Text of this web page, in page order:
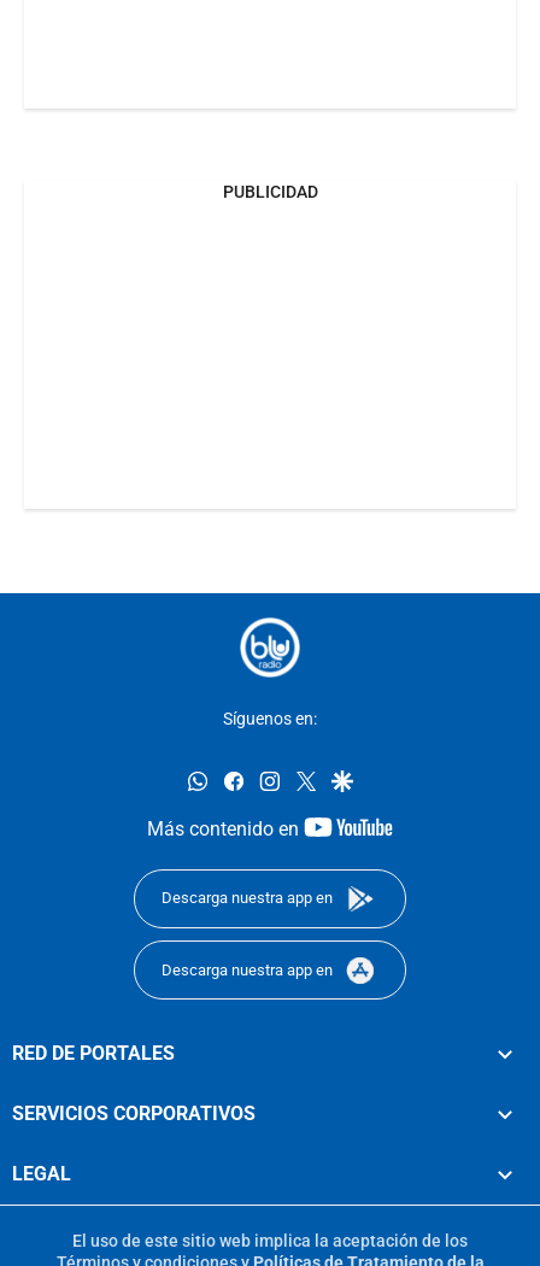
PUBLICIDAD
Síguenos en:
whatsappfacebookinstagram
twittergoogle
Más contenido en
youtube-
Descarga nuestra app en
Descarga nuestra app en
RED DE PORTALES
SERVICIOS CORPORATIVOS
LEGAL
El uso de este sitio web implica la aceptación de los